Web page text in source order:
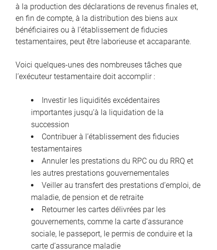
à la production des déclarations de revenus finales et,
en fin de compte, à la distribution des biens aux
bénéficiaires ou à l’établissement de fiducies
testamentaires, peut être laborieuse et accaparante.
Voici quelques-unes des nombreuses tâches que
l’exécuteur testamentaire doit accomplir :
Investir les liquidités excédentaires
importantes jusqu’à la liquidation de la
succession
Contribuer à l’établissement des fiducies
testamentaires
Annuler les prestations du RPC ou du RRQ et
les autres prestations gouvernementales
Veiller au transfert des prestations d’emploi, de
maladie, de pension et de retraite
Retourner les cartes délivrées par les
gouvernements, comme la carte d’assurance
sociale, le passeport, le permis de conduire et la
carte d’assurance maladie